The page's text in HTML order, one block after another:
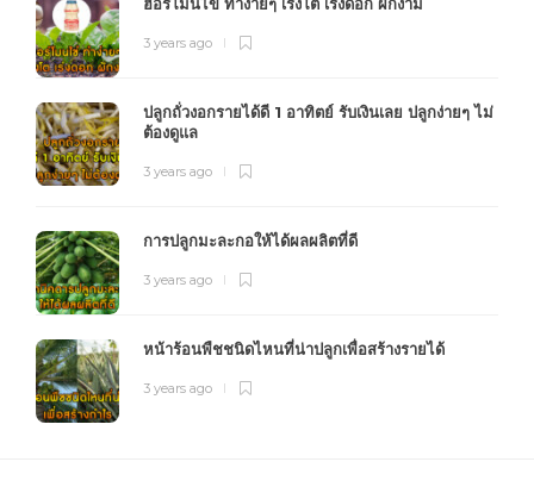
3 years ago
ปลูกถั่วงอกรายได้ดี 1 อาทิตย์ รับเงินเลย ปลูกง่ายๆ ไม่
ต้องดูแล
3 years ago
การปลูกมะละกอให้ได้ผลผลิตที่ดี
3 years ago
หน้าร้อนพืชชนิดไหนที่น่าปลูกเพื่อสร้างรายได้
3 years ago